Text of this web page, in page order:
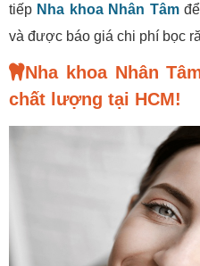
tiếp Nha khoa Nhân Tâmđể
và được báo giá chi phí bọc
Nha khoa Nhân
chất lượng tại HCM!